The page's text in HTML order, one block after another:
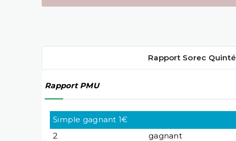
Rapport Sorec Quinté
Rapport PMU
Simple gagnant 1€
2
gagnant